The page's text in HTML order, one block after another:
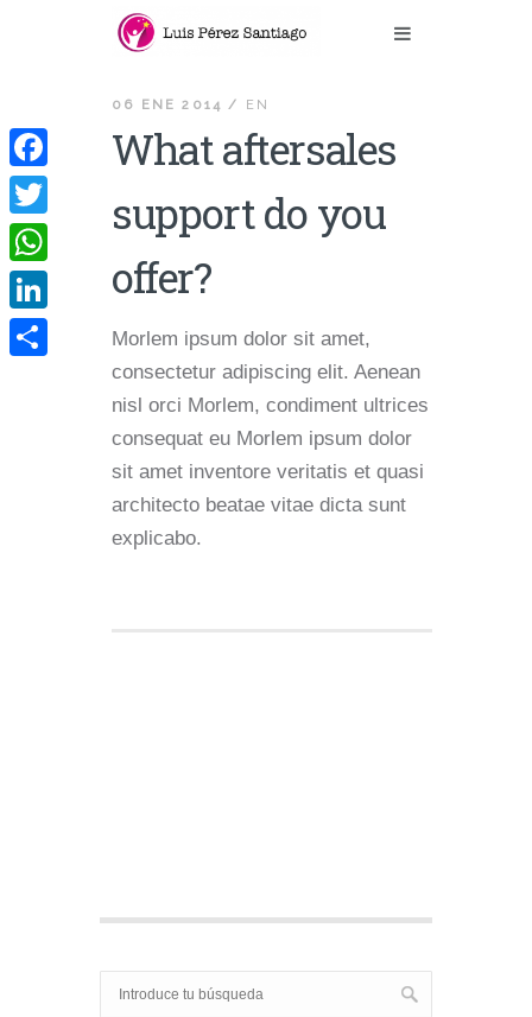
06 ENE 2014 / EN
What aftersales
support do you
offer?
Morlem ipsum dolor sit amet,
consectetur adipiscing elit. Aenean
nisl orci Morlem, condiment ultrices
consequat eu Morlem ipsum dolor
sit amet inventore veritatis et quasi
architecto beatae vitae dicta sunt
explicabo.
Facebook
Twitter
WhatsApp
LinkedIn